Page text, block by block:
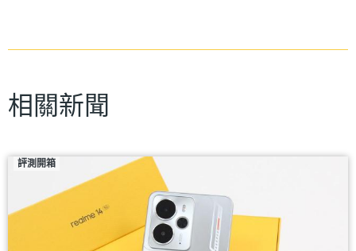
相關新聞
評測開箱